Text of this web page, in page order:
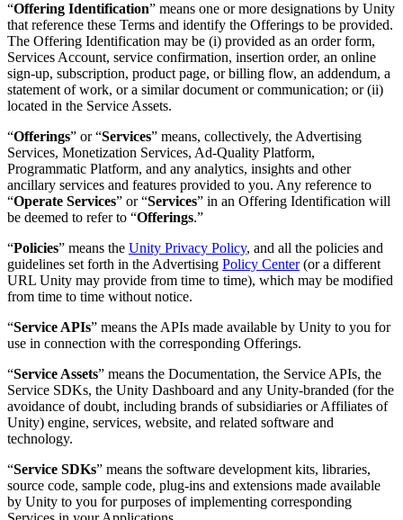
“Offering Identification” means one or more designations by Unity
that reference these Terms and identify the Offerings to be provided.
The Offering Identification may be (i) provided as an order form,
Services Account, service confirmation, insertion order, an online
sign-up, subscription, product page, or billing flow, an addendum, a
statement of work, or a similar document or communication; or (ii)
located in the Service Assets.
“Offerings” or “Services” means, collectively, the Advertising
Services, Monetization Services, Ad-Quality Platform,
Programmatic Platform, and any analytics, insights and other
ancillary services and features provided to you. Any reference to
“Operate Services” or “Services” in an Offering Identification will
be deemed to refer to “Offerings.”
“Policies” means the Unity Privacy Policy, and all the policies and
guidelines set forth in the Advertising Policy Center(or a different
URL Unity may provide from time to time), which may be modified
from time to time without notice.
“Service APIs” means the APIs made available by Unity to you for
use in connection with the corresponding Offerings.
“Service Assets” means the Documentation, the Service APIs, the
Service SDKs, the Unity Dashboard and any Unity-branded (for the
avoidance of doubt, including brands of subsidiaries or Affiliates of
Unity) engine, services, website, and related software and
technology.
“Service SDKs” means the software development kits, libraries,
source code, sample code, plug-ins and extensions made available
by Unity to you for purposes of implementing corresponding